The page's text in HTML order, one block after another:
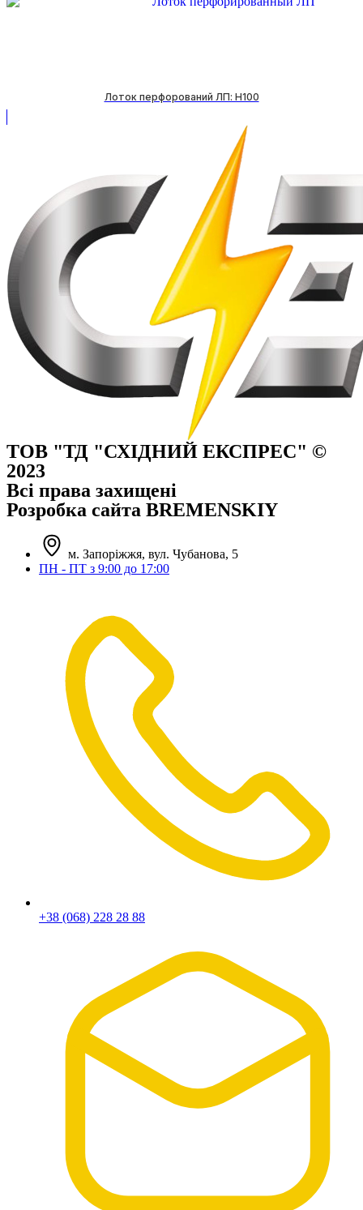
Лоток перфорований ЛП: H100
ТОВ "ТД "СХІДНИЙ ЕКСПРЕС" ©
2023
Всі права захищені
Розробка сайта BREMENSKIY
м. Запоріжжя, вул. Чубанова, 5
ПН - ПТ з 9:00 до 17:00
+38 (068) 228 28 88